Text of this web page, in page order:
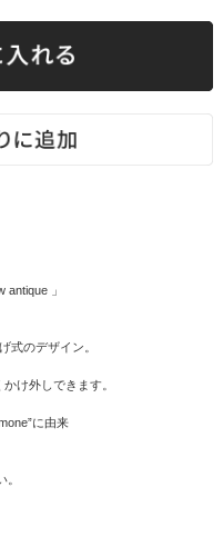
」
式のデザイン。
け外しできます。
に由来